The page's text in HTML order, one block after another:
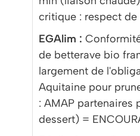
critique : respect
EGAlim :
de betterave bio
largement de
Aquitaine pour
: AMAP partenaires
dessert) =